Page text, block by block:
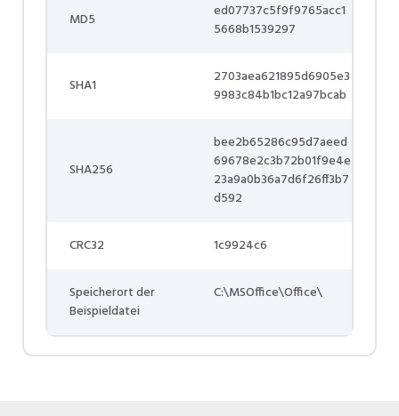
MD5
ed07737c5f9f9765acc1
5668b1539297
SHA1
2703aea621895d6905e3
9983c84b1bc12a97bcab
SHA256
bee2b65286c95d7aeed
69678e2c3b72b01f9e4e
23a9a0b36a7d6f26ff3b7
d592
CRC32 1c9924c6
Speicherort der
Beispieldatei
C:\MSOffice\Office\